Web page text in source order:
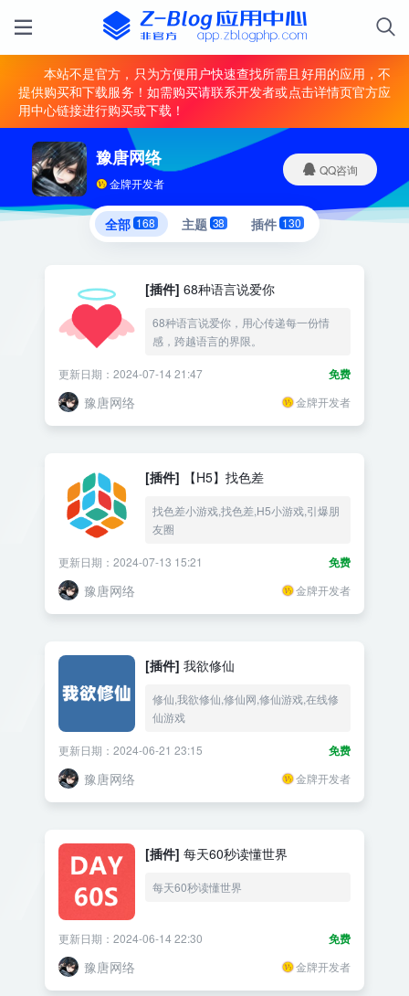
本站不是官方，只为方便用户快速查找所需且好用的应用，不
提供购买和下载服务！如需购买请联系开发者或点击详情页官方应
用中心链接进行购买或下载！
豫唐网络
金牌开发者
QQ咨询
全部 168 主题 38 插件 130
[插件] 68种语言说爱你
68种语言说爱你，用心传递每一份情
感，跨越语言的界限。
免费
更新日期：2024-07-14 21:47
豫唐网络 金牌开发者
[插件] 【H5】找色差
找色差小游戏,找色差,H5小游戏,引爆朋
友圈
免费
更新日期：2024-07-13 15:21
豫唐网络 金牌开发者
[插件] 我欲修仙
修仙,我欲修仙,修仙网,修仙游戏,在线修
仙游戏
免费
更新日期：2024-06-21 23:15
豫唐网络 金牌开发者
[插件] 每天60秒读懂世界
每天60秒读懂世界
免费
更新日期：2024-06-14 22:30
豫唐网络 金牌开发者